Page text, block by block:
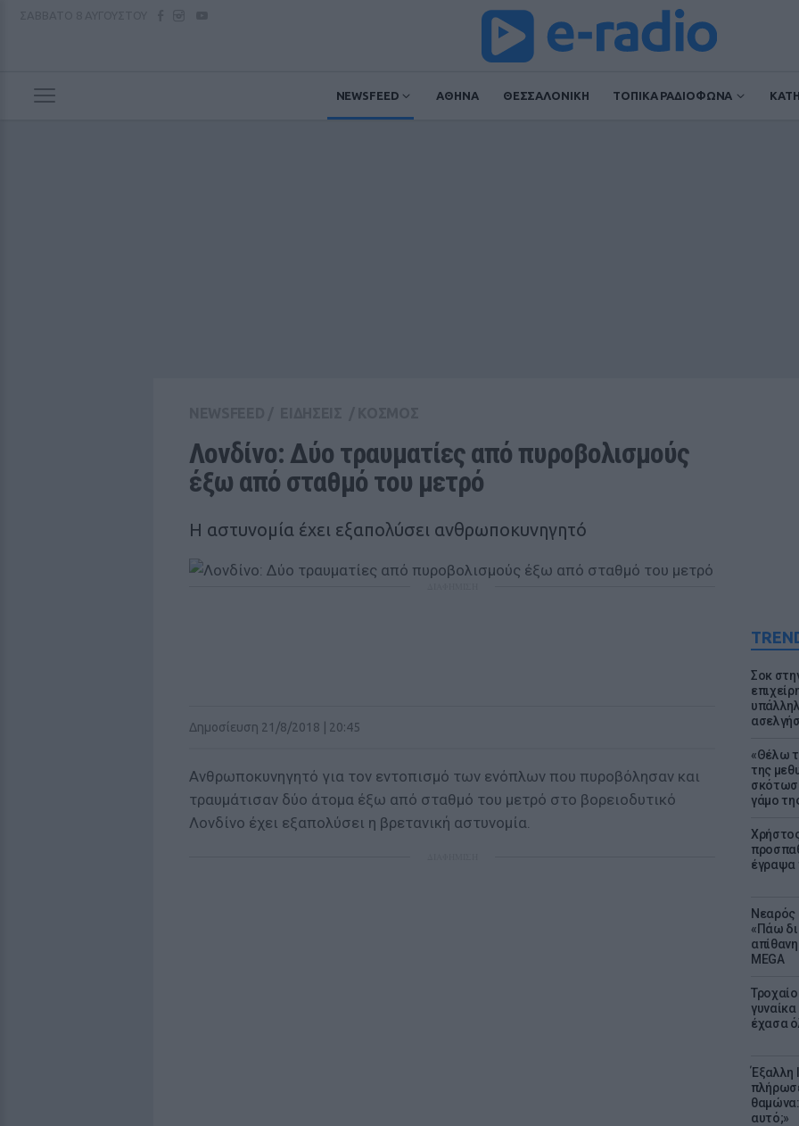
NEWSFEED ΑΘΗΝΑ ΘΕΣΣΑΛΟΝΙΚΗ ΤΟΠΙΚΑ ΡΑΔΙΟΦΩΝΑ
Σοκ
«Θέλω
της
γάμο
έγραψα
Νεαρός
«Πάω
MEGA
γυναίκα
έχασα
Έξαλλη
αυτό;»
Λονδίνο: Δύο τραυματίες από πυροβολισμούς
έξω από σταθμό του μετρό
Η αστυνομία έχει εξαπολύσει ανθρωποκυνηγητό
Δημοσίευση 21/8/2018 | 20:45
Ανθρωποκυνηγητό για τον εντοπισμό των ενόπλων που πυροβόλησαν και
τραυμάτισαν δύο άτομα έξω από σταθμό του μετρό στο βορειοδυτικό
Λονδίνο έχει εξαπολύσει η βρετανική αστυνομία.